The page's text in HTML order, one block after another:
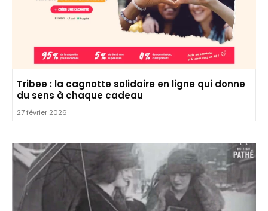
Tribee : la cagnotte solidaire en ligne qui donne
du sens à chaque cadeau
27 février 2026